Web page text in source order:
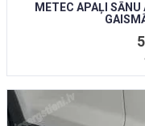
METEC APAĻI